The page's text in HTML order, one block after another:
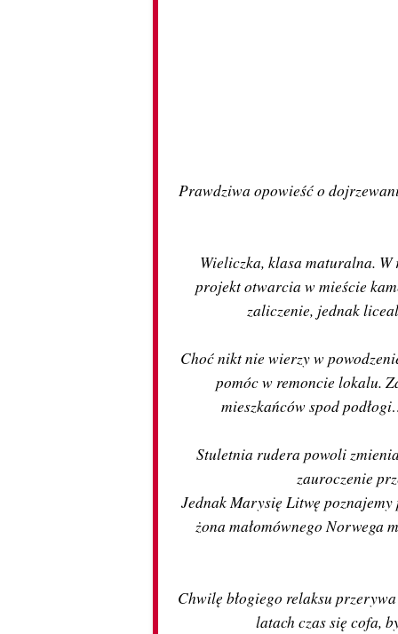
Prawdziwa opowieść o
Wieliczka, klasa maturalna.
projekt otwarcia w mieście
zaliczenie, jednak
Choć nikt nie wierzy w
pomóc w remoncie lokalu.
mieszkańców spod
Stuletnia rudera powoli
zauroczenie
Jednak Marysię Litwę
żona małomównego Norwega
Chwilę błogiego relaksu
latach czas się cofa,